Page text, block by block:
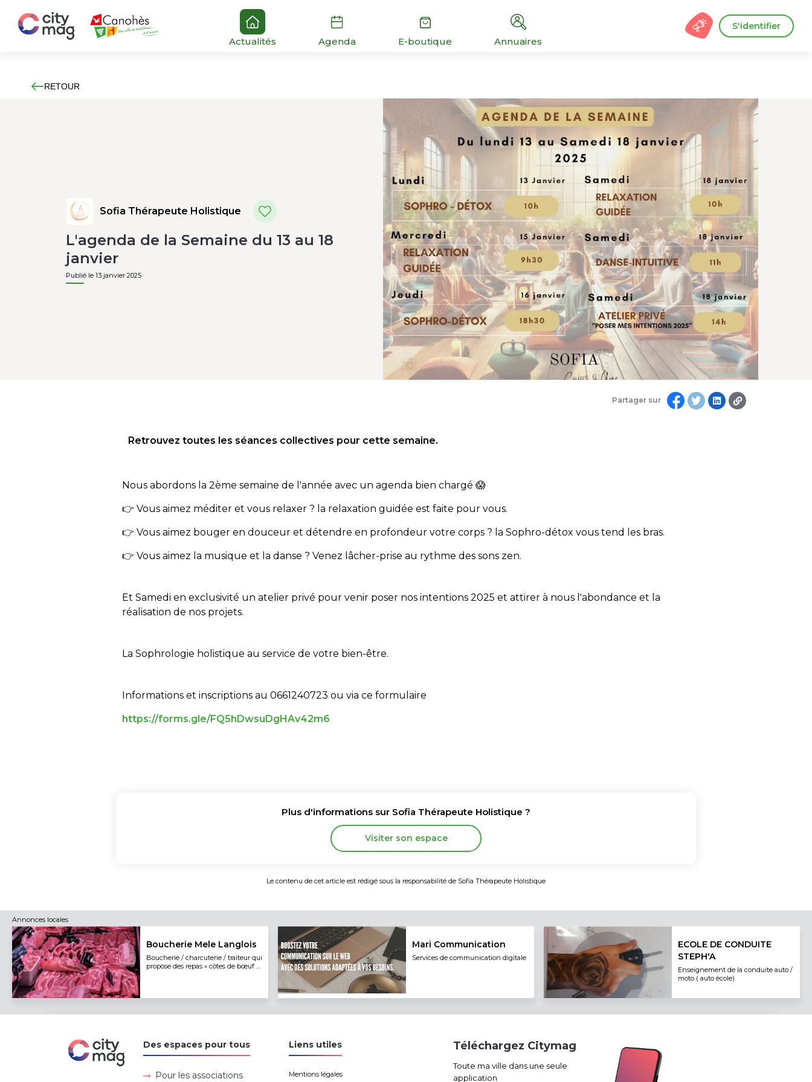
Actualités Agenda E-boutique Annuaires
S'identifier
RETOUR
Sofia Thérapeute Holistique
L'agenda de la Semaine du 13 au 18
janvier
Publié le 13 janvier 2025
Partager sur
Retrouvez toutes les séances collectives pour cette semaine.
Nous abordons la 2ème semaine de l'année avec un agenda bien chargé 😱
👉 Vous aimez méditer et vous relaxer ? la relaxation guidée est faite pour vous.
👉 Vous aimez bouger en douceur et détendre en profondeur votre corps ? la Sophro-détox vous tend les bras.
👉 Vous aimez la musique et la danse ? Venez lâcher-prise au rythme des sons zen.
Et Samedi en exclusivité un atelier privé pour venir poser nos intentions 2025 et attirer à nous l'abondance et la
réalisation de nos projets.
La Sophrologie holistique au service de votre bien-être.
Informations et inscriptions au 0661240723 ou via ce formulaire
https://forms.gle/FQ5hDwsuDgHAv42m6
Plus d'informations sur Sofia Thérapeute Holistique ?
Visiter son espace
Le contenu de cet article est rédigé sous la responsabilité de Sofia Thérapeute Holistique
Annonces locales
Boucherie Mele Langlois
Boucherie / charcuterie / traiteur qui
propose des repas « côtes de bœuf à
Mari Communication
Services de communication digitale
ECOLE DE CONDUITE
STEPH'A
Enseignement de la conduite auto /
moto ( auto école)
Des espaces pour tous
Pour les associations
Liens utiles
Mentions légales
Téléchargez Citymag
Toute ma ville dans une seule
application